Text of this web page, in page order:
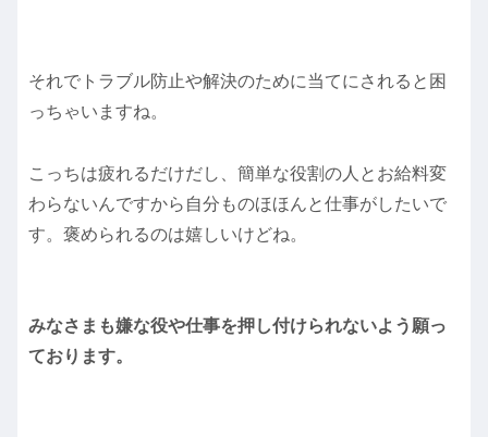
それでトラブル防止や解決のために当てにされると困
っちゃいますね。
こっちは疲れるだけだし、簡単な役割の人とお給料変
わらないんですから自分ものほほんと仕事がしたいで
す。褒められるのは嬉しいけどね。
みなさまも嫌な役や仕事を押し付けられないよう願っ
ております。